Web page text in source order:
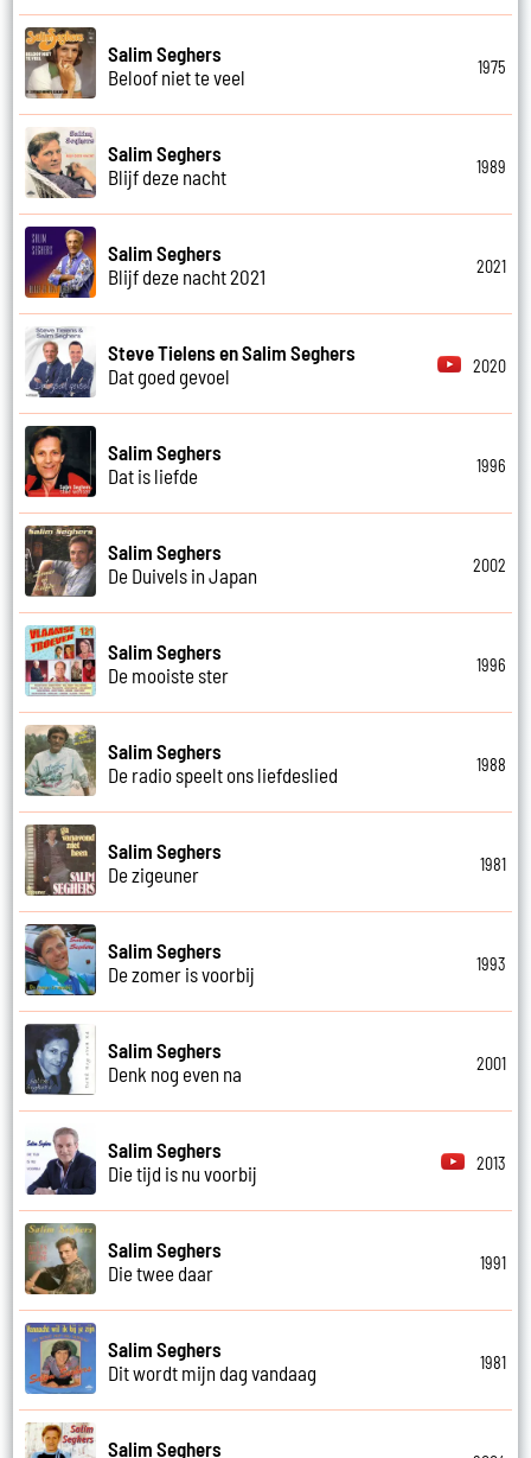
Salim Seghers
Beloof niet te veel
1975
Salim Seghers
Blijf deze nacht
1989
Salim Seghers
Blijf deze nacht 2021
2021
Steve Tielens en Salim Seghers
Dat goed gevoel
2020
Salim Seghers
Dat is liefde
1996
Salim Seghers
De Duivels in Japan
2002
Salim Seghers
De mooiste ster
1996
Salim Seghers
De radio speelt ons liefdeslied
1988
Salim Seghers
De zigeuner
1981
Salim Seghers
De zomer is voorbij
1993
Salim Seghers
Denk nog even na
2001
Salim Seghers
Die tijd is nu voorbij
2013
Salim Seghers
Die twee daar
1991
Salim Seghers
Dit wordt mijn dag vandaag
1981
Salim Seghers